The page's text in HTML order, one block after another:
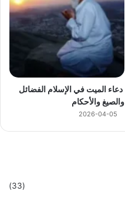
دعاء الميت في الإسلام الفضائل
والصيغ والأحكام
2026-04-05
(33)